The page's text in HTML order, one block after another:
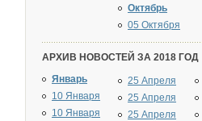
Октябрь
05 Октября
АРХИВ НОВОСТЕЙ ЗА 2018 ГОД
Январь
10 Января
10 Января
25 Апреля
25 Апреля
25 Апреля